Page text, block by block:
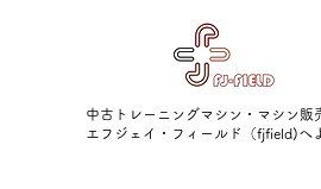
中古トレーニングマシン・マシン販
エフジェイ・フィールド（fjfield)へ